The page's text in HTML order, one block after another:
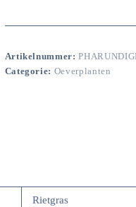
Artikelnummer:
Categorie: Oeverplanten
Rietgras